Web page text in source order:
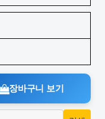
장바구니 보기